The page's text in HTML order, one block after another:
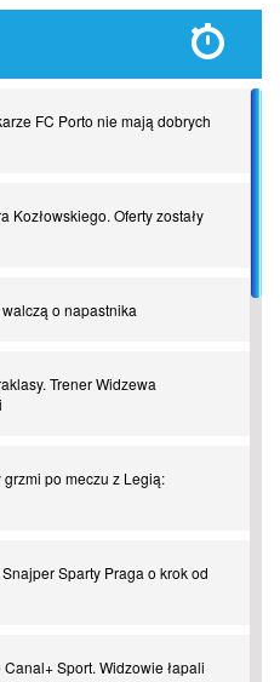
przypadki
ciao?
Raiola?
odczaruje przeklętą
tęsknimy. Część III
FC Porto nie mają dobrych
Kozłowskiego. Oferty zostały
o napastnika
Trener Widzewa
po meczu z Legią:
Sparty Praga o krok od
Sport. Widzowie łapali